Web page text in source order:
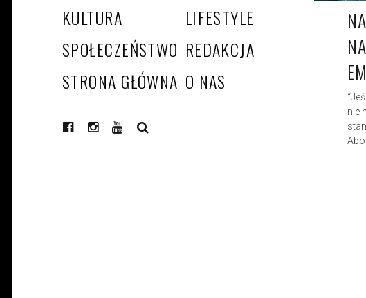
KULTURA
LIFESTYLE
SPOŁECZEŃSTWO REDAKCJA
STRONA GŁÓWNA O NAS
nie